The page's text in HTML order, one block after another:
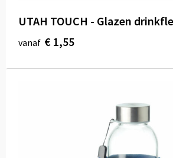
UTAH TOUCH - Glazen
vanaf € 1,55